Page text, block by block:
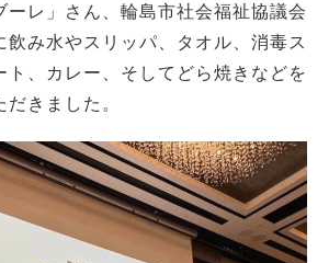
ーレ」さん、輪島市社会福祉協議会
飲み水やスリッパ、タオル、消毒ス
ト、カレー、そしてどら焼きなどを
きました。